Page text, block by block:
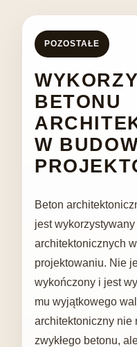
POZOSTAŁE
BETONU
W
Beton
jest
architektonicznych
projektowaniu. Nie
wykończony i jest
mu wyjątkowego
architektoniczny nie
zwykłego betonu,